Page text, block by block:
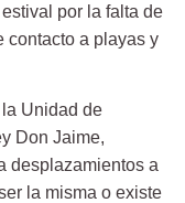
por la falta de
contacto a playas y
Unidad de
Don Jaime,
desplazamientos a
la misma o existe